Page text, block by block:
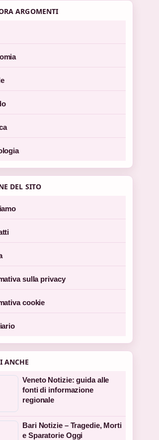
ARGOMENTI
DEL SITO
sulla privacy
cookie
ANCHE
Veneto Notizie: guida alle
fonti di informazione
regionale
Bari Notizie – Tragedie, Morti
e Sparatorie Oggi